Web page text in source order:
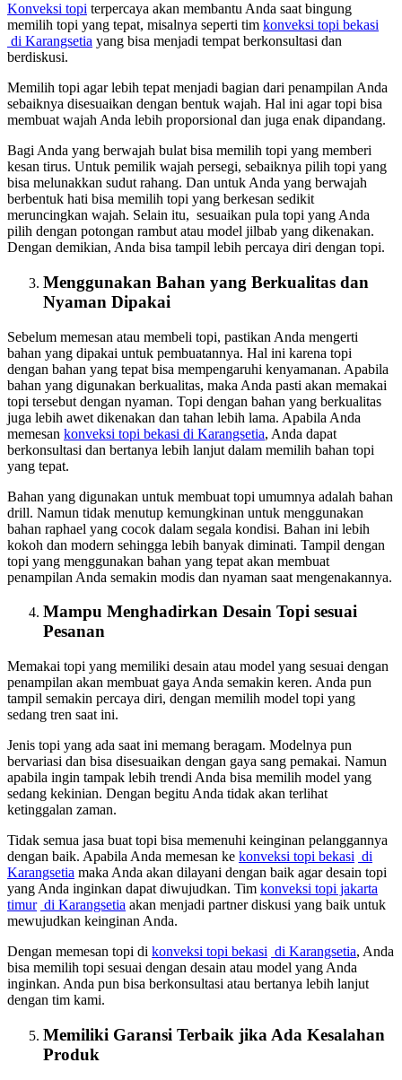
Konveksi topi terpercaya akan membantu Anda saat bingung
memilih topi yang tepat, misalnya seperti tim konveksi topi bekasi
di Karangsetia yang bisa menjadi tempat berkonsultasi dan
berdiskusi.
Memilih topi agar lebih tepat menjadi bagian dari penampilan Anda
sebaiknya disesuaikan dengan bentuk wajah. Hal ini agar topi bisa
membuat wajah Anda lebih proporsional dan juga enak dipandang.
Bagi Anda yang berwajah bulat bisa memilih topi yang memberi
kesan tirus. Untuk pemilik wajah persegi, sebaiknya pilih topi yang
bisa melunakkan sudut rahang. Dan untuk Anda yang berwajah
berbentuk hati bisa memilih topi yang berkesan sedikit
meruncingkan wajah. Selain itu, sesuaikan pula topi yang Anda
pilih dengan potongan rambut atau model jilbab yang dikenakan.
Dengan demikian, Anda bisa tampil lebih percaya diri dengan topi.
Menggunakan Bahan yang Berkualitas dan
Nyaman Dipakai
Sebelum memesan atau membeli topi, pastikan Anda mengerti
bahan yang dipakai untuk pembuatannya. Hal ini karena topi
dengan bahan yang tepat bisa mempengaruhi kenyamanan. Apabila
bahan yang digunakan berkualitas, maka Anda pasti akan memakai
topi tersebut dengan nyaman. Topi dengan bahan yang berkualitas
juga lebih awet dikenakan dan tahan lebih lama. Apabila Anda
memesan konveksi topi bekasi di Karangsetia, Anda dapat
berkonsultasi dan bertanya lebih lanjut dalam memilih bahan topi
yang tepat.
Bahan yang digunakan untuk membuat topi umumnya adalah bahan
drill. Namun tidak menutup kemungkinan untuk menggunakan
bahan raphael yang cocok dalam segala kondisi. Bahan ini lebih
kokoh dan modern sehingga lebih banyak diminati. Tampil dengan
topi yang menggunakan bahan yang tepat akan membuat
penampilan Anda semakin modis dan nyaman saat mengenakannya.
Mampu Menghadirkan Desain Topi sesuai
Pesanan
Memakai topi yang memiliki desain atau model yang sesuai dengan
penampilan akan membuat gaya Anda semakin keren. Anda pun
tampil semakin percaya diri, dengan memilih model topi yang
sedang tren saat ini.
Jenis topi yang ada saat ini memang beragam. Modelnya pun
bervariasi dan bisa disesuaikan dengan gaya sang pemakai. Namun
apabila ingin tampak lebih trendi Anda bisa memilih model yang
sedang kekinian. Dengan begitu Anda tidak akan terlihat
ketinggalan zaman.
Tidak semua jasa buat topi bisa memenuhi keinginan pelanggannya
dengan baik. Apabila Anda memesan ke konveksi topi bekasi di
Karangsetia maka Anda akan dilayani dengan baik agar desain topi
yang Anda inginkan dapat diwujudkan. Tim konveksi topi jakarta
timur di Karangsetia akan menjadi partner diskusi yang baik untuk
mewujudkan keinginan Anda.
Dengan memesan topi di konveksi topi bekasi di Karangsetia, Anda
bisa memilih topi sesuai dengan desain atau model yang Anda
inginkan. Anda pun bisa berkonsultasi atau bertanya lebih lanjut
dengan tim kami.
Memiliki Garansi Terbaik jika Ada Kesalahan
Produk